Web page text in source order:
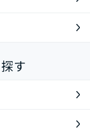
す